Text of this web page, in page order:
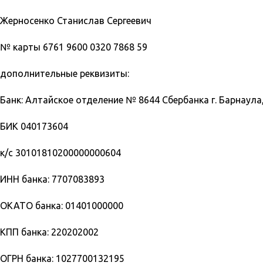
Жерносенко Станислав Сергеевич
№ карты 6761 9600 0320 7868 59
дополнительные реквизиты:
Банк: Алтайское отделение № 8644 Сбербанка г.
БИК 040173604
к/с 30101810200000000604
ИНН банка: 7707083893
ОКАТО банка: 01401000000
КПП банка: 220202002
ОГРН банка: 1027700132195